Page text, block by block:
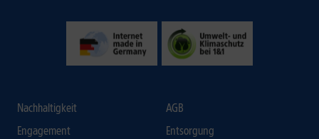
Nachhaltigkeit
Engagement
AGB
Entsorgung